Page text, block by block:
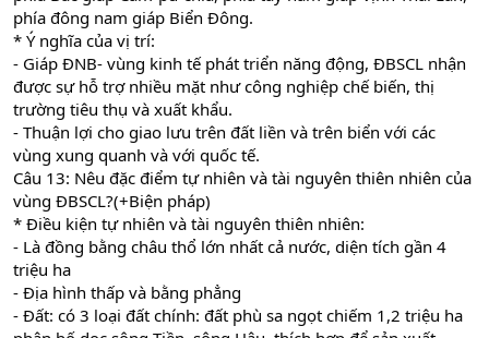
phía đông nam giáp Biển Đông.
* Ý nghĩa của vị trí:
- Giáp ĐNB- vùng kinh tế phát triển năng động, ĐBSCL nhận
được sự hỗ trợ nhiều mặt như công nghiệp chế biến, thị
trường tiêu thụ và xuất khẩu.
- Thuận lợi cho giao lưu trên đất liền và trên biển với các
vùng xung quanh và với quốc tế.
Câu 13: Nêu đặc điểm tự nhiên và tài nguyên thiên nhiên của
vùng ĐBSCL?(+Biện pháp)
* Điều kiện tự nhiên và tài nguyên thiên nhiên:
- Là đồng bằng châu thổ lớn nhất cả nước, diện tích gần 4
triệu ha
- Địa hình thấp và bằng phẳng
- Đất: có 3 loại đất chính: đất phù sa ngọt chiếm 1,2 triệu ha